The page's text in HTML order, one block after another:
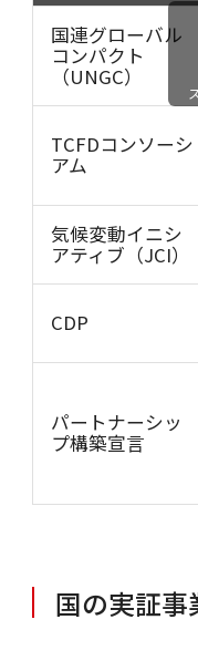
国連グローバル
コンパクト
（UNGC）
TCFDコンソーシ
アム
気候変動イニシ
アティブ（JCI）
CDP
パートナーシッ
プ構築宣言
国の実証事